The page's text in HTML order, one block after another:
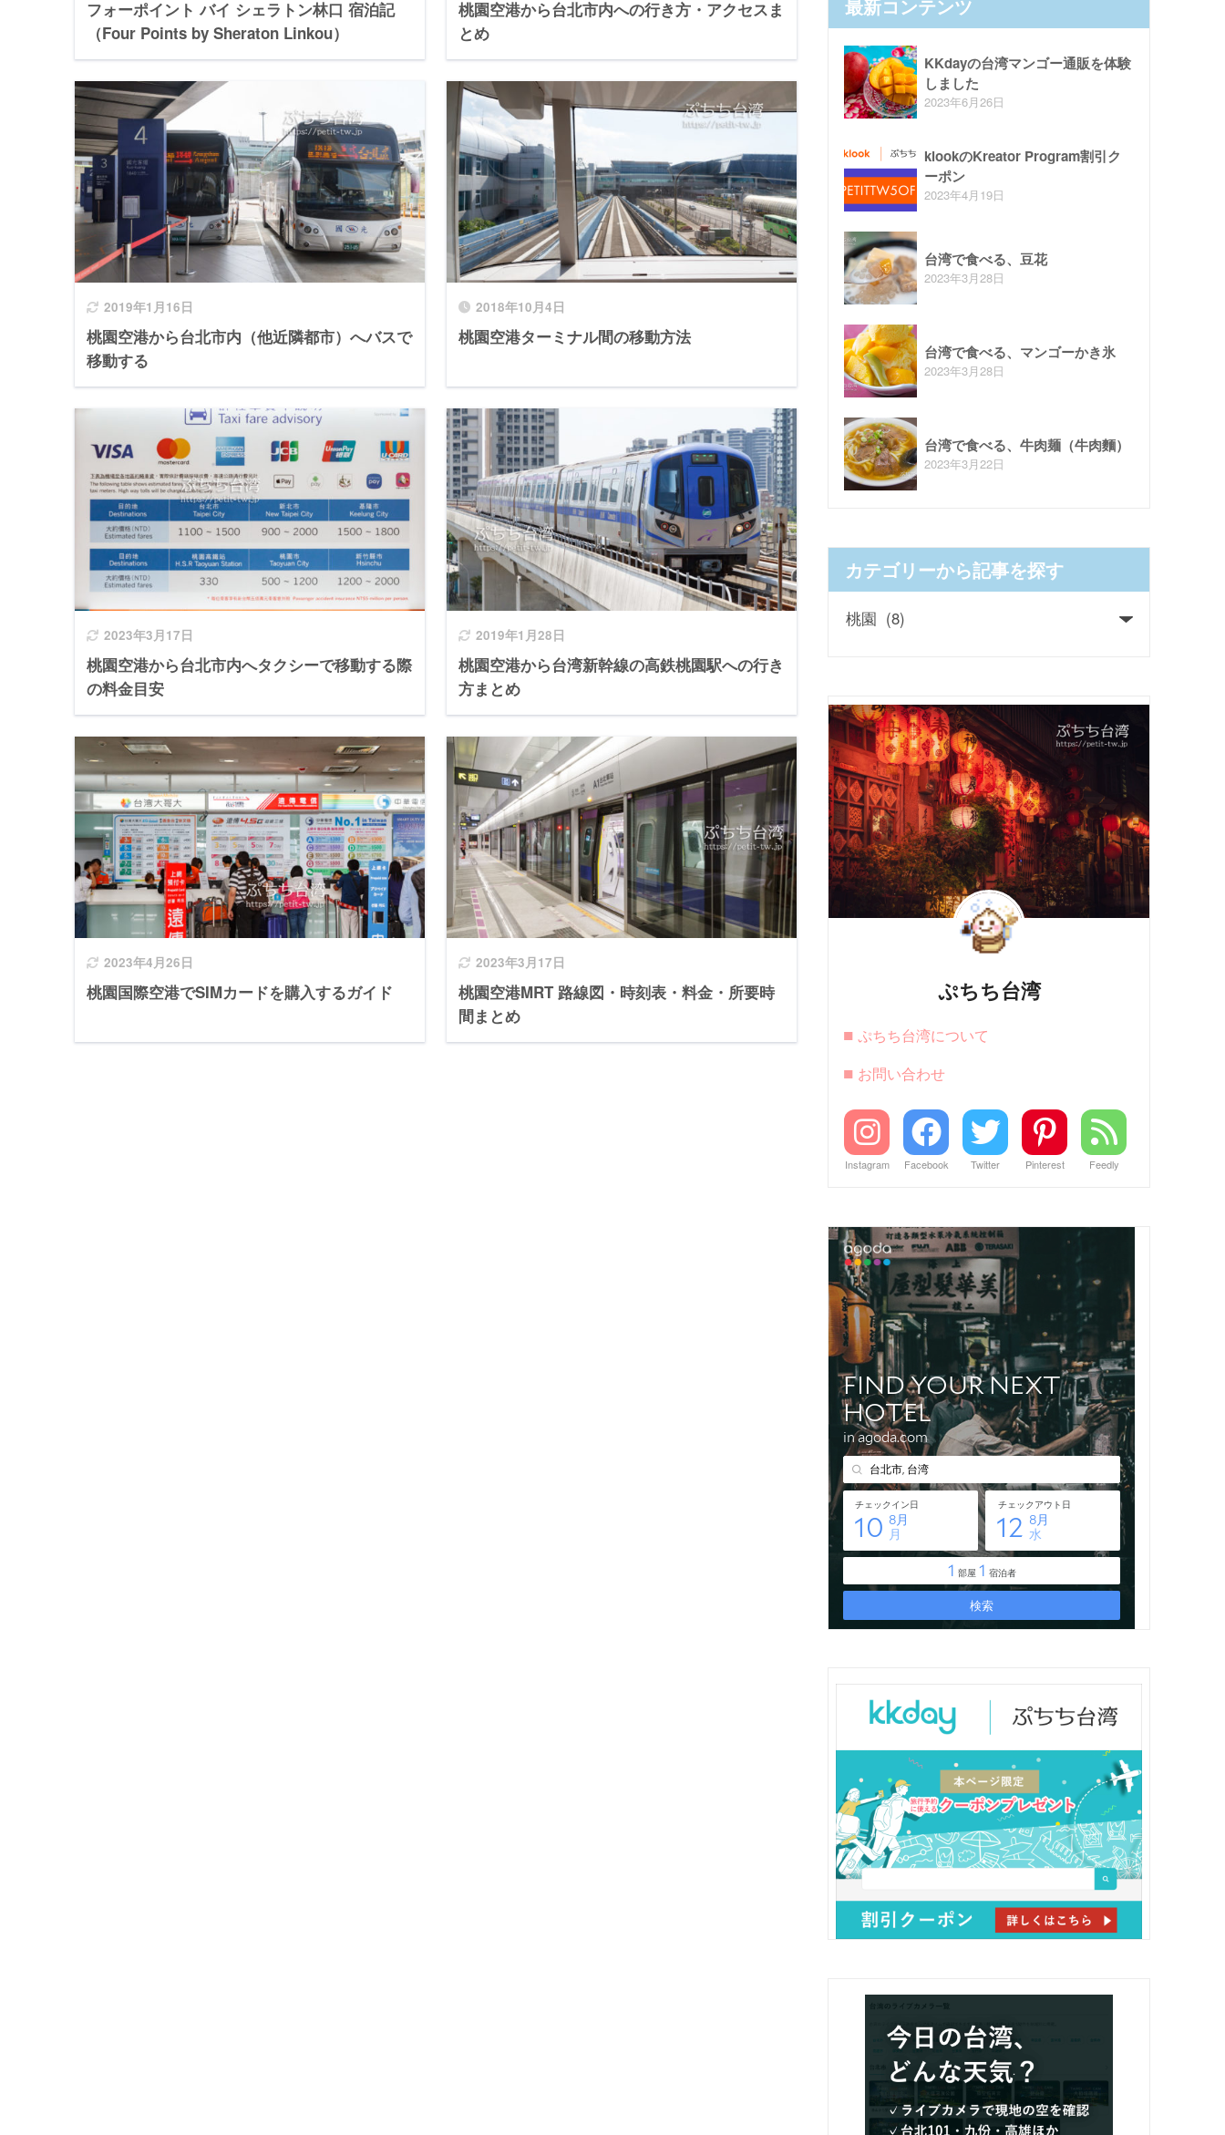
フォーポイント バイ シェラトン林口 宿泊記
（Four Points by Sheraton Linkou）
桃園空港から台北市内への行き方・アクセスま
とめ
2019年1月16日
桃園空港から台北市内（他近隣都市）へバスで
移動する
2018年10月4日
桃園空港ターミナル間の移動方法
2023年3月17日
桃園空港から台北市内へタクシーで移動する際
の料金目安
2019年1月28日
桃園空港から台湾新幹線の高鉄桃園駅への行き
方まとめ
2023年4月26日
桃園国際空港でSIMカードを購入するガイド
2023年3月17日
桃園空港MRT 路線図・時刻表・料金・所要時
間まとめ
最新コンテンツ
KKdayの台湾マンゴー通販を体験
しました
2023年6月26日
klookのKreator Program割引ク
ーポン
2023年4月19日
台湾で食べる、豆花
2023年3月28日
台湾で食べる、マンゴーかき氷
2023年3月28日
台湾で食べる、牛肉麺（牛肉麵）
2023年3月22日
カテゴリーから記事を探す
ぷちち台湾
■ ぷちち台湾について
■ お問い合わせ
Instagram Facebook Twitter Pinterest Feedly